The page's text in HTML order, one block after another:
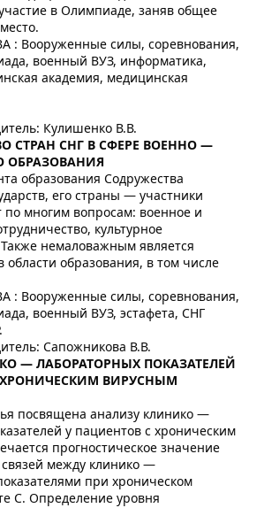
в Олимпиаде, заняв общее
Вооруженные силы, соревнования,
военный ВУЗ, информатика,
академия, медицинская
Кулишенко В.В.
СТРАН СНГ В СФЕРЕ ВОЕННО —
ОБРАЗОВАНИЯ
образования Содружества
его страны — участники
по многим вопросам: военное и
культурное
немаловажным является
области образования, в том числе
Вооруженные силы, соревнования,
военный ВУЗ, эстафета, СНГ
Сапожникова В.В.
— ЛАБОРАТОРНЫХ ПОКАЗАТЕЛЕЙ
ВИРУСНЫМ
посвящена анализу клинико —
у пациентов с хроническим
прогностическое значение
между клинико —
при хроническом
С. Определение уровня